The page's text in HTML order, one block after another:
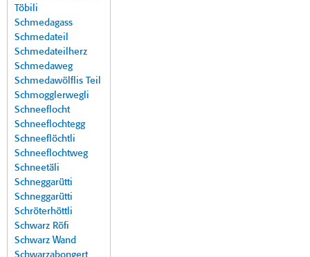
Töbili
Schmedagass
Schmedateil
Schmedateilherz
Schmedaweg
Schmedawölflis Teil
Schmogglerwegli
Schneeflocht
Schneeflochtegg
Schneeflöchtli
Schneeflochtweg
Schneetäli
Schneggarütti
Schneggarütti
Schröterhöttli
Schwarz Röfi
Schwarz Wand